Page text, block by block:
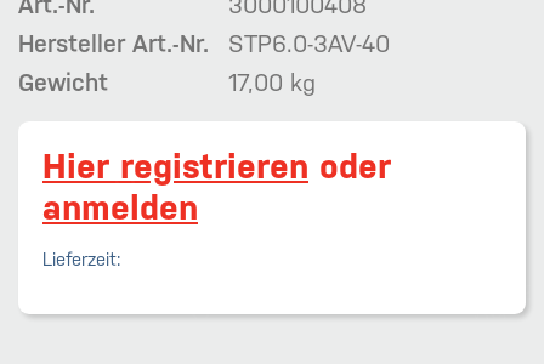
Hersteller Art.-Nr.
STP6.0-3AV-40
Gewicht
17,00 kg
Hier registrieren oder
anmelden
Lieferzeit: